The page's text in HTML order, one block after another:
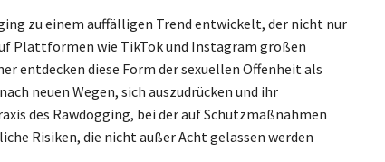
zu einem auffälligen Trend entwickelt, der nicht nur
Plattformen wie TikTok und Instagram großen
entdecken diese Form der sexuellen Offenheit als
neuen Wegen, sich auszudrücken und ihr
des Rawdogging, bei der auf Schutzmaßnahmen
Risiken, die nicht außer Acht gelassen werden